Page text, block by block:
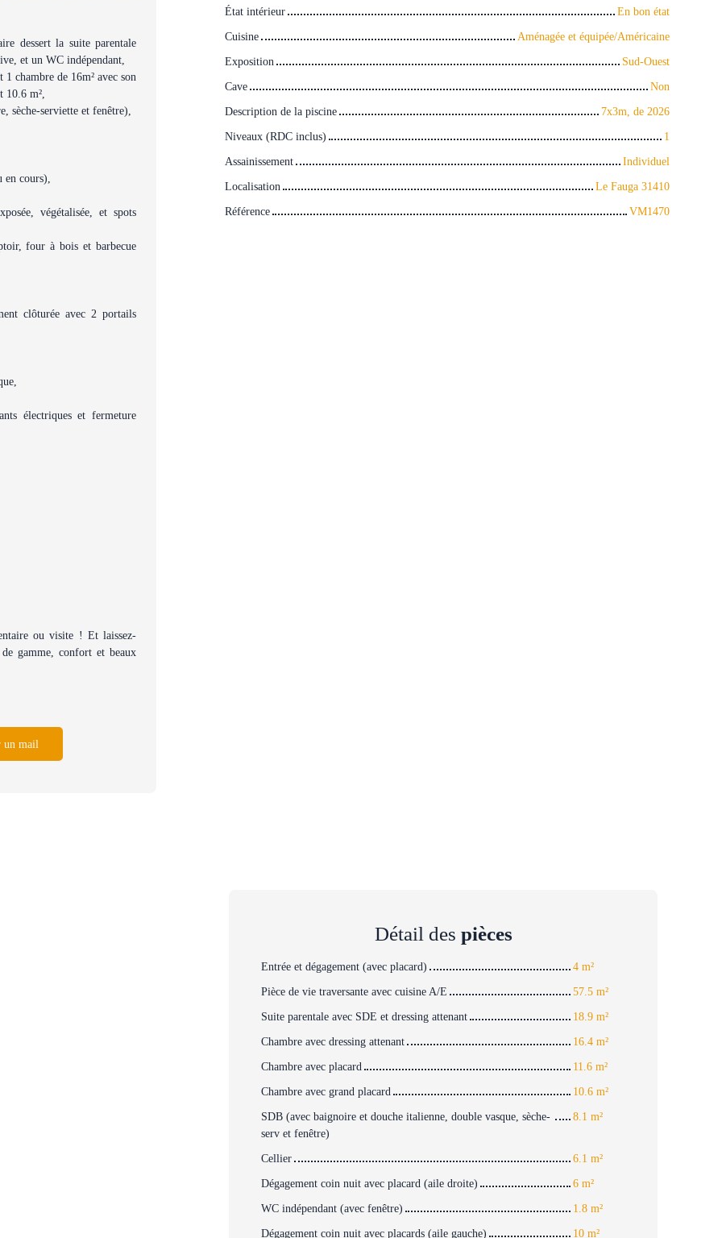
dessert la suite parentale
et un WC indépendant,
1 chambre de 16m² avec son
10.6 m²,
sèche-serviette et fenêtre),
en cours),
végétalisée, et spots
four à bois et barbecue
clôturée avec 2 portails
électriques et fermeture
ou visite ! Et laissez-
gamme, confort et beaux
un mail
État intérieur
En bon état
Cuisine
Aménagée et équipée/Américaine
Exposition
Sud-Ouest
Cave
Non
Description de la piscine
7x3m, de 2026
Niveaux (RDC inclus)
1
Assainissement
Individuel
Localisation
Le Fauga 31410
Référence
VM1470
Détail des pièces
Entrée et dégagement (avec placard)
4 m²
Pièce de vie traversante avec cuisine A/E
57.5 m²
Suite parentale avec SDE et dressing attenant
18.9 m²
Chambre avec dressing attenant
16.4 m²
Chambre avec placard
11.6 m²
Chambre avec grand placard
10.6 m²
SDB (avec baignoire et douche italienne, double vasque, sèche-
serv et fenêtre)
8.1 m²
Cellier
6.1 m²
Dégagement coin nuit avec placard (aile droite)
6 m²
WC indépendant (avec fenêtre)
1.8 m²
Dégagement coin nuit avec placards (aile gauche)
10 m²